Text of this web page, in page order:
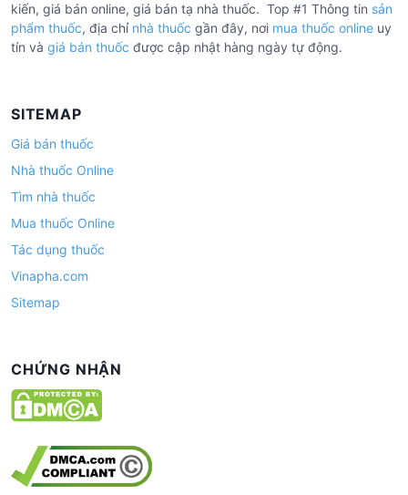
kiến, giá bán online, giá bán tạ nhà thuốc. Top #1 Thông tin sản
phẩm thuốc, địa chỉ nhà thuốc gần đây, nơi mua thuốc online uy
tín và giá bán thuốc được cập nhật hàng ngày tự động.
SITEMAP
Giá bán thuốc
Nhà thuốc Online
Tìm nhà thuốc
Mua thuốc Online
Tác dụng thuốc
Vinapha.com
Sitemap
CHỨNG NHẬN